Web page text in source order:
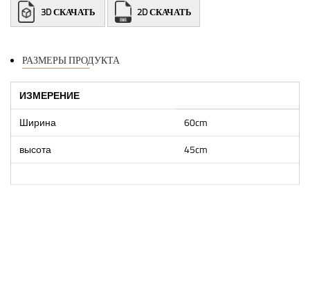
3D СКАЧАТЬ 2D СКАЧАТЬ
РАЗМЕРЫ ПРОДУКТА
ИЗМЕРЕНИЕ
Ширина
60cm
высота
45cm